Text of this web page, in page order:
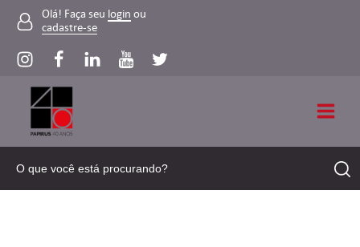
Olá! Faça seu login ou
cadastre-se